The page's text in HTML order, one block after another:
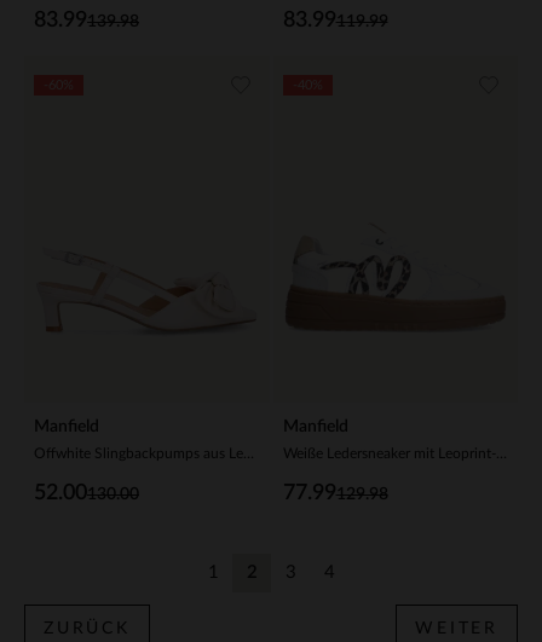
139.98
83.99 119.99
83.99
Manfield
130.00
52.00
Manfield
129.98
77.99
ZURÜCK
1 2 3 4
WEITER